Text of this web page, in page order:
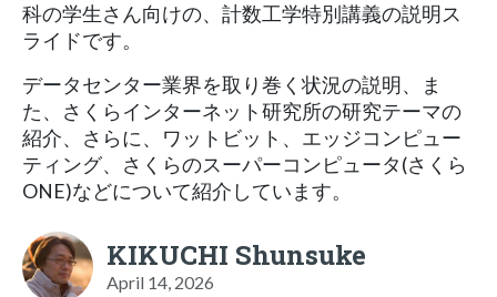
科の学生さん向けの、計数工学特別講義の説明ス
ライドです。
データセンター業界を取り巻く状況の説明、ま
た、さくらインターネット研究所の研究テーマの
紹介、さらに、ワットビット、エッジコンピュー
ティング、さくらのスーパーコンピュータ(さくら
ONE)などについて紹介しています。
KIKUCHI Shunsuke
April 14, 2026